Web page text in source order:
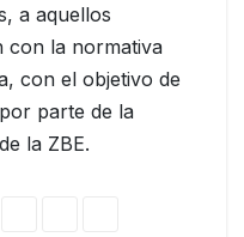
a aquellos
con la normativa
con el objetivo de
parte de la
la ZBE.